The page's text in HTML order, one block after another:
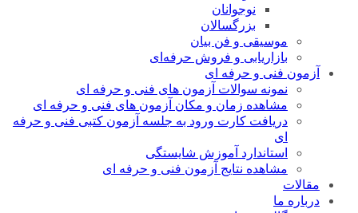
نوجوانان
بزرگسالان
موسیقی و فن بیان
بازاریابی و فروش حرفه‌ای
آزمون فنی و حرفه ای
نمونه سوالات آزمون های فنی و حرفه ای
مشاهده زمان و مکان آزمون های فنی و حرفه ای
دریافت کارت ورود به جلسه آزمون کتبی فنی و حرفه
ای
استاندارد آموزش شایستگی
مشاهده نتایج آزمون فنی و حرفه ای
مقالات
درباره ما